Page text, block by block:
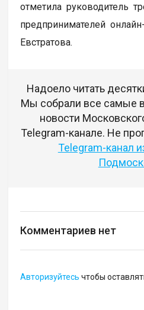
отметила руководитель
предпринимателей
Евстратова.
Надоело читать
Мы собрали все самые
новости
Telegram-канале. Не
Telegram-канал
Комментариев нет
Авторизуйтесь чтобы